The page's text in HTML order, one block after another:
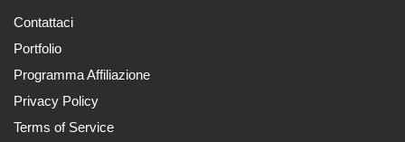
Contattaci
Portfolio
Programma Affiliazione
Privacy Policy
Terms of Service